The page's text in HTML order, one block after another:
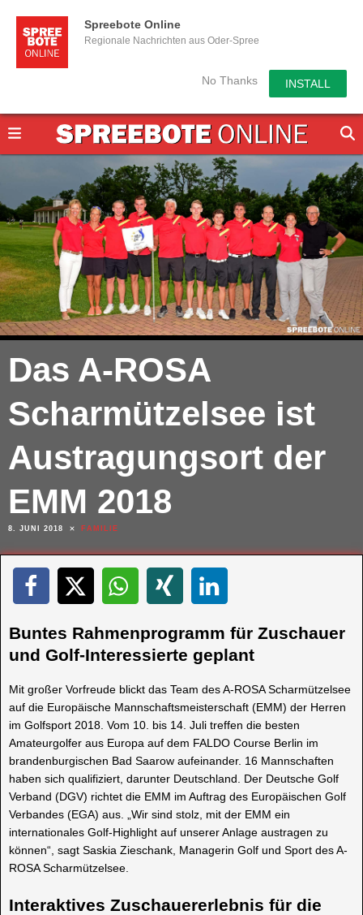
Spreebote Online
Regionale Nachrichten aus Oder-Spree
No Thanks INSTALL
Das A-ROSA
Scharmützelsee ist
Austragungsort der
EMM 2018
8. JUNI 2018 FAMILIE
Buntes Rahmenprogramm für Zuschauer
und Golf-Interessierte geplant
Mit großer Vorfreude blickt das Team des A-ROSA Scharmützelsee
auf die Europäische Mannschaftsmeisterschaft (EMM) der Herren
im Golfsport 2018. Vom 10. bis 14. Juli treffen die besten
Amateurgolfer aus Europa auf dem FALDO Course Berlin im
brandenburgischen Bad Saarow aufeinander. 16 Mannschaften
haben sich qualifiziert, darunter Deutschland. Der Deutsche Golf
Verband (DGV) richtet die EMM im Auftrag des Europäischen Golf
Verbandes (EGA) aus. „Wir sind stolz, mit der EMM ein
internationales Golf-Highlight auf unserer Anlage austragen zu
können“, sagt Saskia Zieschank, Managerin Golf und Sport des A-
ROSA Scharmützelsee.
Interaktives Zuschauererlebnis für die